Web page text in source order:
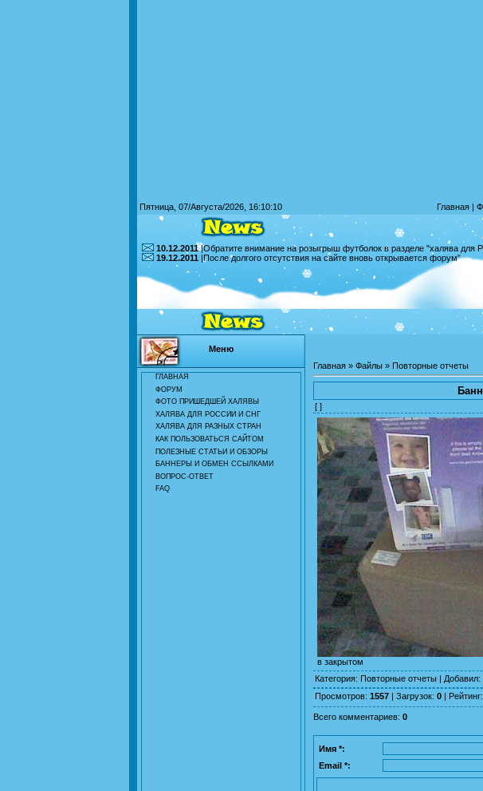
Пятница, 07/Августа/2026, 16:10:10 Главная |
10.12.2011|Обратите внимание на розыгрыш футболок в разделе "халява для
19.12.2011 |После долгого отсутствия на сайте вновь открывается форум"
Меню
ГЛАВНАЯ
ФОРУМ
ФОТО ПРИШЕДШЕЙ ХАЛЯВЫ
ХАЛЯВА ДЛЯ РОССИИ И СНГ
ХАЛЯВА ДЛЯ РАЗНЫХ СТРАН
КАК ПОЛЬЗОВАТЬСЯ САЙТОМ
ПОЛЕЗНЫЕ СТАТЬИ И ОБЗОРЫ
БАННЕРЫ И ОБМЕН ССЫЛКАМИ
ВОПРОС-ОТВЕТ
FAQ
Главная » Файлы » Повторные отчеты
[ ]
в закрытом
Категория: Повторные отчеты | Добавил:
Просмотров: 1557 | Загрузок: 0 | Рейтинг:
Всего комментариев: 0
Имя *:
Email *: